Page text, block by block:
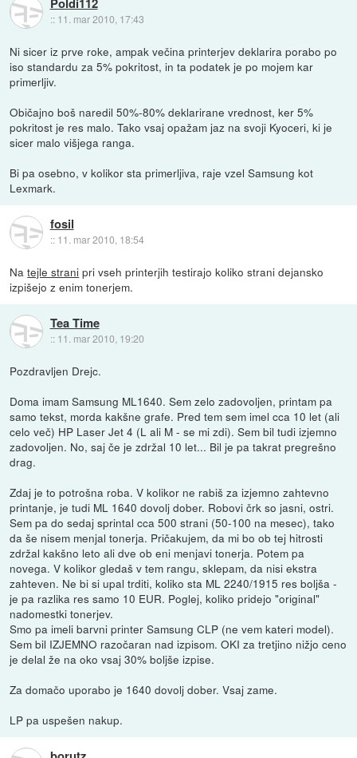
:: 11. mar 2010, 17:43
Ni sicer iz prve roke, ampak večina printerjev deklarira porabo po
iso standardu za 5% pokritost, in ta podatek je po mojem kar
primerljiv.
Običajno boš naredil 50%-80% deklarirane vrednost, ker 5%
pokritost je res malo. Tako vsaj opažam jaz na svoji Kyoceri, ki je
sicer malo višjega ranga.
Bi pa osebno, v kolikor sta primerljiva, raje vzel Samsung kot
Lexmark.
fosil
:: 11. mar 2010, 18:54
Natejle strani pri vseh printerjih testirajo koliko strani dejansko
izpišejo z enim tonerjem.
Tea Time
:: 11. mar 2010, 19:20
Pozdravljen Drejc.
Doma imam Samsung ML1640. Sem zelo zadovoljen, printam pa
samo tekst, morda kakšne grafe. Pred tem sem imel cca 10 let (ali
celo več) HP Laser Jet 4 (L ali M - se mi zdi). Sem bil tudi izjemno
zadovoljen. No, saj če je zdržal 10 let... Bil je pa takrat pregrešno
drag.
Zdaj je to potrošna roba. V kolikor ne rabiš za izjemno zahtevno
printanje, je tudi ML 1640 dovolj dober. Robovi črk so jasni, ostri.
Sem pa do sedaj sprintal cca 500 strani (50-100 na mesec), tako
da še nisem menjal tonerja. Pričakujem, da mi bo ob tej hitrosti
zdržal kakšno leto ali dve ob eni menjavi tonerja. Potem pa
novega. V kolikor gledaš v tem rangu, sklepam, da nisi ekstra
zahteven. Ne bi si upal trditi, koliko sta ML 2240/1915 res boljša -
je pa razlika res samo 10 EUR. Poglej, koliko pridejo "original"
nadomestki tonerjev.
Smo pa imeli barvni printer Samsung CLP (ne vem kateri model).
Sem bil IZJEMNO razočaran nad izpisom. OKI za tretjino nižjo ceno
je delal že na oko vsaj 30% boljše izpise.
Za domačo uporabo je 1640 dovolj dober. Vsaj zame.
LP pa uspešen nakup.